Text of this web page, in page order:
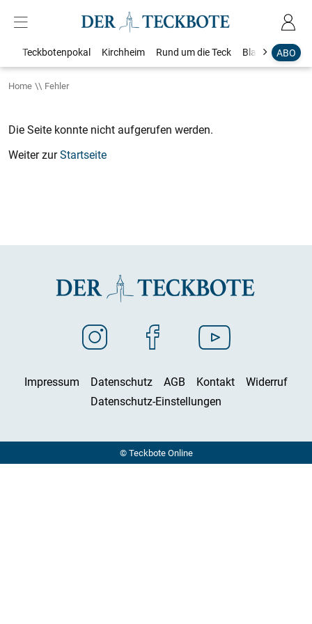
ABO
Teckbotenpokal Kirchheim Rund um die Teck Blaulicht
Home Fehler
Die Seite konnte nicht aufgerufen werden.
Weiter zurStartseite
Impressum Datenschutz AGB Kontakt
Widerruf
Datenschutz-Einstellungen
© Teckbote Online